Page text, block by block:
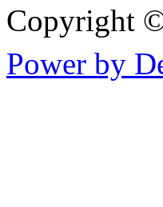
Copyright
Power by